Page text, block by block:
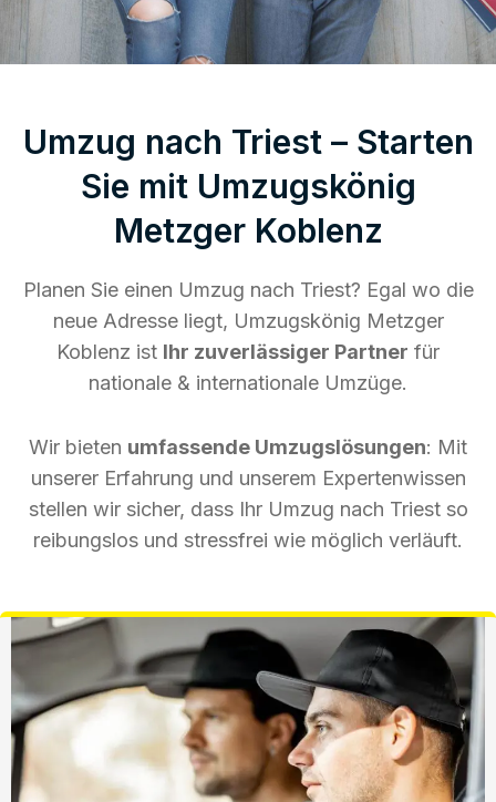
Umzug nach Triest – Starten
Sie mit Umzugskönig
Metzger Koblenz
Planen Sie einen Umzug nach Triest? Egal wo die
neue Adresse liegt, Umzugskönig Metzger
Koblenz ist Ihr zuverlässiger Partner für
nationale & internationale Umzüge.
Wir bieten umfassende Umzugslösungen: Mit
unserer Erfahrung und unserem Expertenwissen
stellen wir sicher, dass Ihr Umzug nach Triest so
reibungslos und stressfrei wie möglich verläuft.